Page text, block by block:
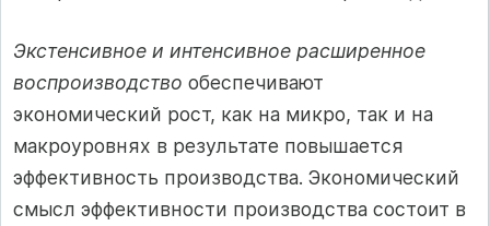
Экстенсивное и интенсивное расширенное
воспроизводство обеспечивают
экономический рост, как на микро, так и на
макроуровнях в результате повышается
эффективность производства. Экономический
смысл эффективности производства состоит в